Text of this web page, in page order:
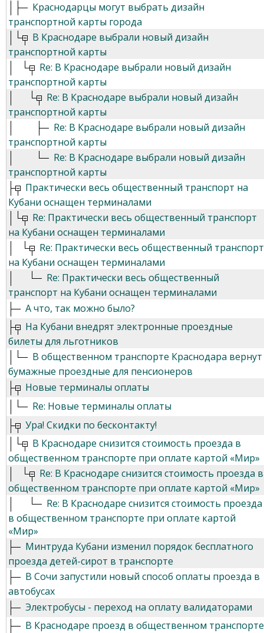
Краснодарцы могут выбрать дизайн
транспортной карты города
В Краснодаре выбрали новый дизайн
транспортной карты
Re: В Краснодаре выбрали новый дизайн
транспортной карты
Re: В Краснодаре выбрали новый дизайн
транспортной карты
Re: В Краснодаре выбрали новый дизайн
транспортной карты
Re: В Краснодаре выбрали новый дизайн
транспортной карты
Практически весь общественный транспорт на
Кубани оснащен терминалами
Re: Практически весь общественный транспорт
на Кубани оснащен терминалами
Re: Практически весь общественный транспорт
на Кубани оснащен терминалами
Re: Практически весь общественный
транспорт на Кубани оснащен терминалами
А что, так можно было?
На Кубани внедрят электронные проездные
билеты для льготников
В общественном транспорте Краснодара вернут
бумажные проездные для пенсионеров
Новые терминалы оплаты
Re: Новые терминалы оплаты
Ура! Скидки по бесконтакту!
В Краснодаре снизится стоимость проезда в
общественном транспорте при оплате картой «Мир»
Re: В Краснодаре снизится стоимость проезда в
общественном транспорте при оплате картой «Мир»
Re: В Краснодаре снизится стоимость проезда
в общественном транспорте при оплате картой
«Мир»
Минтруда Кубани изменил порядок бесплатного
проезда детей-сирот в транспорте
В Сочи запустили новый способ оплаты проезда в
автобусах
Электробусы - переход на оплату валидаторами
В Краснодаре проезд в общественном транспорте